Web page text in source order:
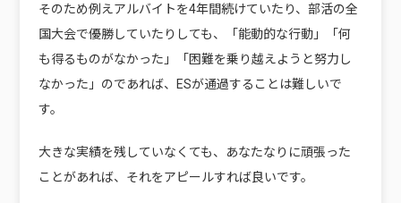
そのため例えアルバイトを4年間続けていたり、部活の全
国大会で優勝していたりしても、「能動的な行動」「何
も得るものがなかった」「困難を乗り越えようと努力し
なかった」のであれば、ESが通過することは難しいで
す。
大きな実績を残していなくても、あなたなりに頑張った
ことがあれば、それをアピールすれば良いです。